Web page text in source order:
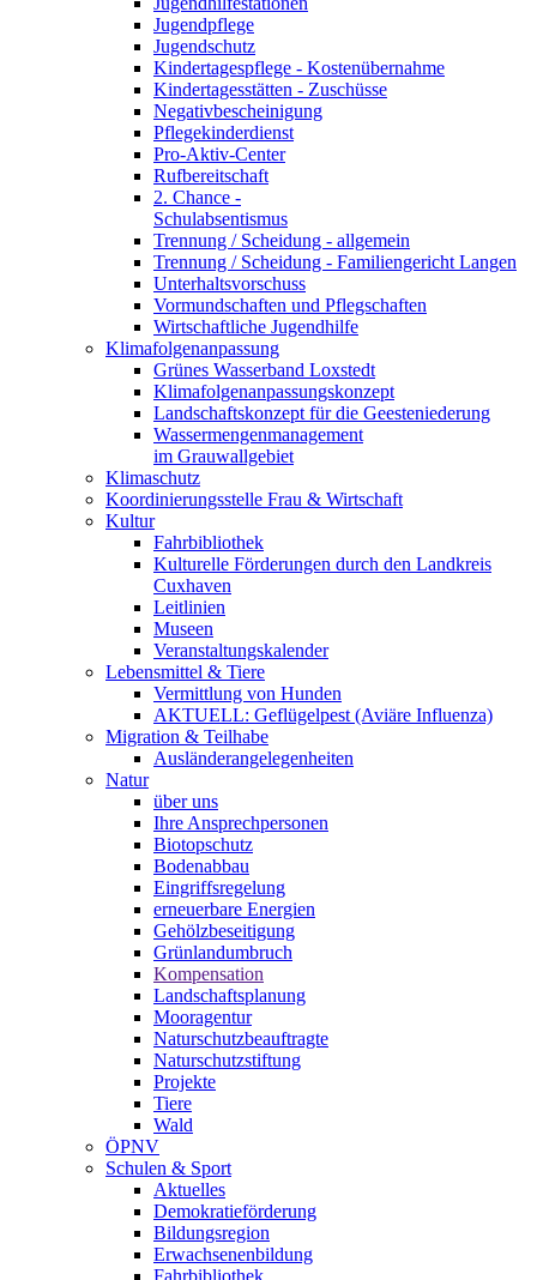
Jugendpflege
Jugendschutz
Kindertagespflege - Kostenübernahme
Kindertagesstätten - Zuschüsse
Negativbescheinigung
Pflegekinderdienst
Pro-Aktiv-Center
Rufbereitschaft
2. Chance -
Schulabsentismus
Trennung / Scheidung - allgemein
Trennung / Scheidung - Familiengericht Langen
Unterhaltsvorschuss
Vormundschaften und Pflegschaften
Wirtschaftliche Jugendhilfe
Klimafolgenanpassung
Grünes Wasserband Loxstedt
Klimafolgenanpassungskonzept
Landschaftskonzept für die Geesteniederung
Wassermengenmanagement
im Grauwallgebiet
Klimaschutz
Koordinierungsstelle Frau & Wirtschaft
Kultur
Fahrbibliothek
Kulturelle Förderungen durch den Landkreis
Cuxhaven
Leitlinien
Museen
Veranstaltungskalender
Lebensmittel & Tiere
Vermittlung von Hunden
AKTUELL: Geflügelpest (Aviäre Influenza)
Migration & Teilhabe
Ausländerangelegenheiten
Natur
über uns
Ihre Ansprechpersonen
Biotopschutz
Bodenabbau
Eingriffsregelung
erneuerbare Energien
Gehölzbeseitigung
Grünlandumbruch
Kompensation
Landschaftsplanung
Mooragentur
Naturschutzbeauftragte
Naturschutzstiftung
Projekte
Tiere
Wald
ÖPNV
Schulen & Sport
Aktuelles
Demokratieförderung
Bildungsregion
Erwachsenenbildung
Fahrbibliothek